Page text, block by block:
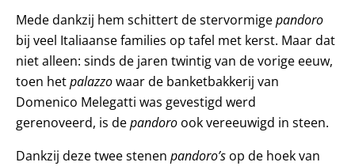
Mede dankzij hem schittert de stervormigepandoro
bij veel Italiaanse families op tafel met kerst. Maar dat
niet alleen: sinds de jaren twintig van de vorige eeuw,
toen hetpalazzowaar de banketbakkerij van
Domenico Melegatti was gevestigd werd
gerenoveerd, is depandoro ook vereeuwigd in steen.
Dankzij deze twee stenen pandoro’s op de hoek van